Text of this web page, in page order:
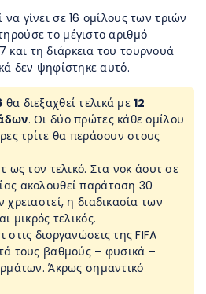
γίνει σε 16 ομίλους των τριών
το μέγιστο αριθμό
τη διάρκεια του τουρνουά
δεν ψηφίστηκε αυτό.
θα διεξαχθεί τελικά με12
. Οι δύο πρώτες κάθε ομίλου
τρίτε θα περάσουν στους
ως τον τελικό. Στα νοκ άουτ σε
ακολουθεί παράταση 30
η διαδικασία των
μικρός τελικός.
στις διοργανώσεις της FIFA
τους βαθμούς – φυσικά –
Άκρως σημαντικό